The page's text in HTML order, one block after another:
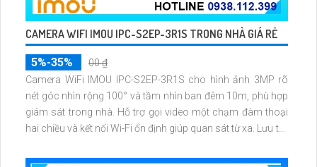
CAMERA WIFI IMOU IPC-S2EP-3R1S TRONG NHÀ GIÁ RẺ
5%-35%
00 ₫
Camera WiFi IMOU IPC-S2EP-3R1S cho hình ảnh 3MP rõ
nét góc nhìn rộng 100° và tầm nhìn ban đêm 10m, phù hợp
giám sát trong nhà. Hỗ trợ gọi video một chạm đàm thoại
hai chiều và kết nối Wi-Fi ổn định giúp quan sát từ xa. Lưu trữ
dễ lắp đặt cho gia đình và văn phòng nhỏ.